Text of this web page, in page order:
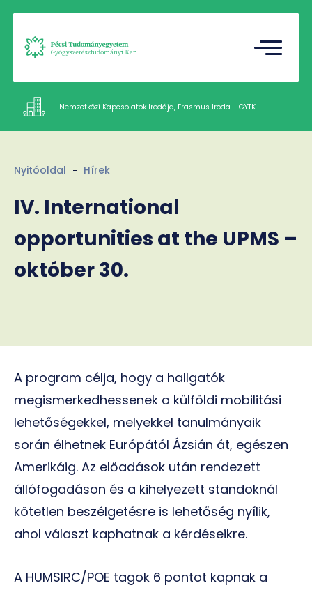
Intézetek
Rólunk
Nyelv
Nemzetközi Kapcsolatok Irodája, Erasmus Iroda - GYTK
Nyitóoldal Hírek
IV. International
opportunities at the UPMS –
október 30.
A program célja, hogy a hallgatók
megismerkedhessenek a külföldi mobilitási
lehetőségekkel, melyekkel tanulmányaik
során élhetnek Európától Ázsián át, egészen
Amerikáig. Az előadások után rendezett
állófogadáson és a kihelyezett standoknál
kötetlen beszélgetésre is lehetőség nyílik,
ahol választ kaphatnak a kérdéseikre.
A HUMSIRC/POE tagok 6 pontot kapnak a